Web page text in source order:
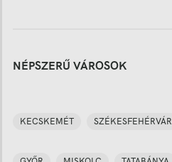
NÉPSZERŰ VÁROSOK
KECSKEMÉT SZÉKESFEHÉRVÁR